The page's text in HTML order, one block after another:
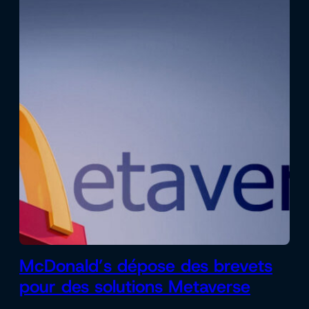
McDonald’s dépose des brevets
pour des solutions Metaverse